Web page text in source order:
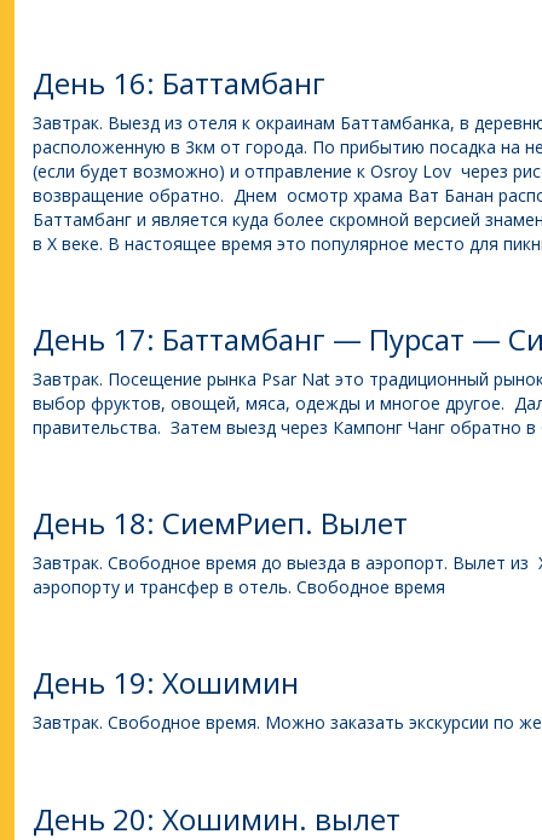
День 16: Баттамбанг
Завтрак. Выезд из отеля к окраинам Баттамбанка, в
расположенную в 3км от города. По прибытию посадка на
(если будет возможно) и отправление к Osroy Lov через
возвращение обратно. Днем осмотр храма Ват Банан
Баттамбанг и является куда более скромной версией
в X веке. В настоящее время это популярное место для
День 17: Баттамбанг — Пурсат —
Завтрак. Посещение рынка Psar Nat это традиционный
выбор фруктов, овощей, мяса, одежды и многое другое.
правительства. Затем выезд через Кампонг Чанг обратно
День 18: СиемРиеп. Вылет
Завтрак. Свободное время до выезда в аэропорт. Вылет
аэропорту и трансфер в отель. Свободное время
День 19: Хошимин
Завтрак. Свободное время. Можно заказать экскурсии по
День 20: Хошимин. вылет